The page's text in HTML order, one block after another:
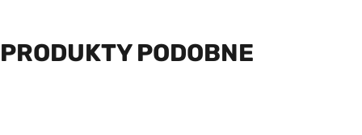
PRODUKTY PODOBNE